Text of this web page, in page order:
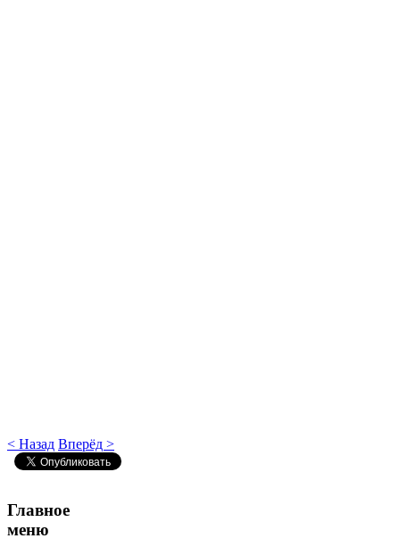
< Назад Вперёд >
Главное
меню